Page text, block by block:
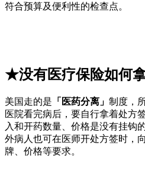
符合预算及便利性的检查点。
★没有医疗保险如何
美国走的是 「医药分离」 制度，
医院看完病后，要自行拿着处方
入和开药数量、价格是没有挂钩
外病人也可在医师开处方签时，
牌、价格等要求。